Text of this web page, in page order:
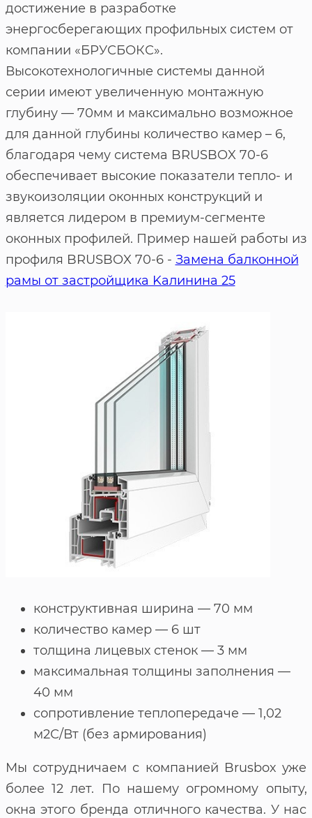
достижение в разработке
энергосберегающих профильных систем от
компании «БРУСБОКС».
Высокотехнологичные системы данной
серии имеют увеличенную монтажную
глубину — 70мм и максимально возможное
для данной глубины количество камер – 6,
благодаря чему система BRUSBOX 70-6
обеспечивает высокие показатели тепло- и
звукоизоляции оконных конструкций и
является лидером в премиум-сегменте
оконных профилей. Пример нашей работы из
профиля BRUSBOX 70-6 - Замена балконной
рамы от застройщика Kалинина 25
конструктивная ширина — 70 мм
количество камер — 6 шт
толщина лицевых стенок — 3 мм
максимальная толщины заполнения —
40 мм
сопротивление теплопередаче — 1,02
м2С/Вт (без армирования)
Мы сотрудничаем с компанией Brusbox уже
более 12 лет. По нашему огромному опыту,
окна этого бренда отличного качества. У нас